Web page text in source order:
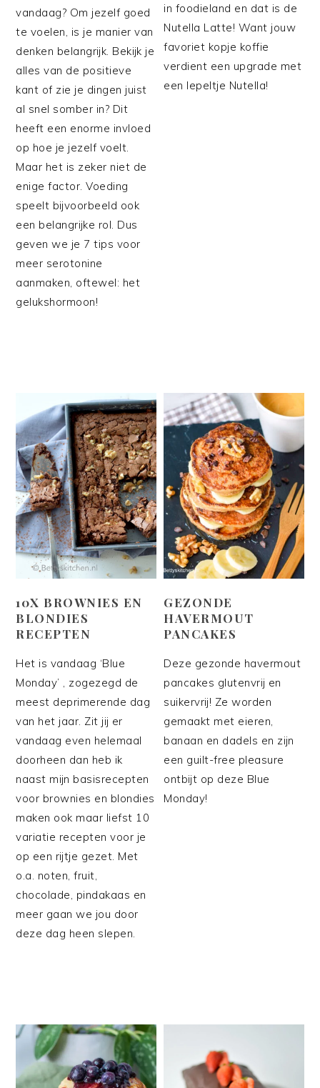
vandaag? Om jezelf goed
te voelen, is je manier van
denken belangrijk. Bekijk je
alles van de positieve
kant of zie je dingen juist
al snel somber in? Dit
heeft een enorme invloed
op hoe je jezelf voelt.
Maar het is zeker niet de
enige factor. Voeding
speelt bijvoorbeeld ook
een belangrijke rol. Dus
geven we je 7 tips voor
meer serotonine
aanmaken, oftewel: het
gelukshormoon!
in foodieland en dat is de
Nutella Latte! Want jouw
favoriet kopje koffie
verdient een upgrade met
een lepeltje Nutella!
10X BROWNIES EN
BLONDIES
RECEPTEN
Het is vandaag ‘Blue
Monday’ , zogezegd de
meest deprimerende dag
van het jaar. Zit jij er
vandaag even helemaal
doorheen dan heb ik
naast mijn basisrecepten
voor brownies en blondies
maken ook maar liefst 10
variatie recepten voor je
op een rijtje gezet. Met
o.a. noten, fruit,
chocolade, pindakaas en
meer gaan we jou door
deze dag heen slepen.
GEZONDE
HAVERMOUT
PANCAKES
Deze gezonde havermout
pancakes glutenvrij en
suikervrij! Ze worden
gemaakt met eieren,
banaan en dadels en zijn
een guilt-free pleasure
ontbijt op deze Blue
Monday!